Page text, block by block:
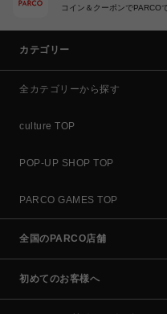
コイン＆クーポンでPARCO
カテゴリー
全カテゴリーから探す
culture TOP
POP-UP SHOP TOP
PARCO GAMES TOP
全国のPARCO店舗
初めてのお客様へ